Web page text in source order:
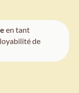
en tant
de